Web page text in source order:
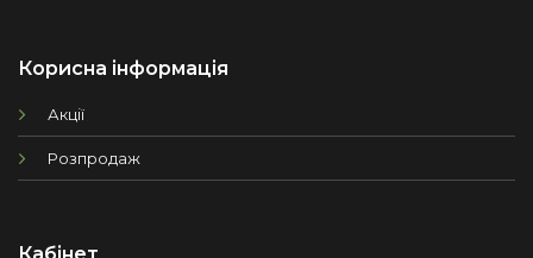
Корисна інформація
Акції
Розпродаж